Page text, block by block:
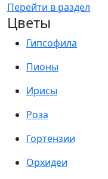
Перейти в раздел
Цветы
Гипсофила
Пионы
Ирисы
Роза
Гортензии
Орхидеи